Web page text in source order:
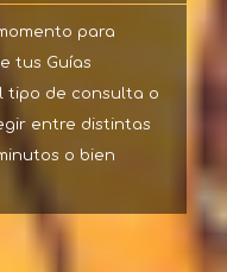
para
tus Guías
tipo de consulta o
entre distintas
o bien